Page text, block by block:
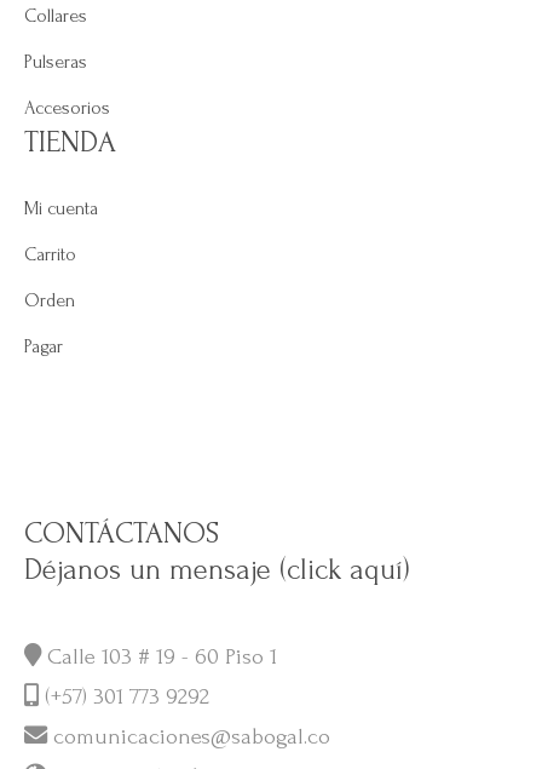
Collares
Pulseras
Accesorios
TIENDA
Mi cuenta
Carrito
Orden
Pagar
CONTÁCTANOS
Déjanos un mensaje (click aquí)
Calle 103 # 19 - 60 Piso 1
(+57) 301 773 9292
comunicaciones@sabogal.co